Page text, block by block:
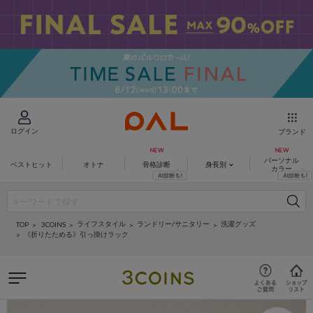
ログイン ブランド
ベストヒット オトナ 骨格診断 身長別
パーソナル
カラー
TOP 3COINS ライフスタイル ランドリー/サニタリー
洗濯グッズ
《折りたためる》引っ掛けラック